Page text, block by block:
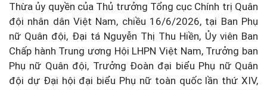
Thừa ủy quyền của Thủ trưởng Tổng cục Chính trị Quân
đội nhân dân Việt Nam, chiều 16/6/2026, tại Ban Phụ
nữ Quân đội, Đại tá Nguyễn Thị Thu Hiền, Ủy viên Ban
Chấp hành Trung ương Hội LHPN Việt Nam, Trưởng ban
Phụ nữ Quân đội, Trưởng Đoàn đại biểu Phụ nữ Quân
đội dự Đại hội đại biểu Phụ nữ toàn quốc lần thứ XIV,